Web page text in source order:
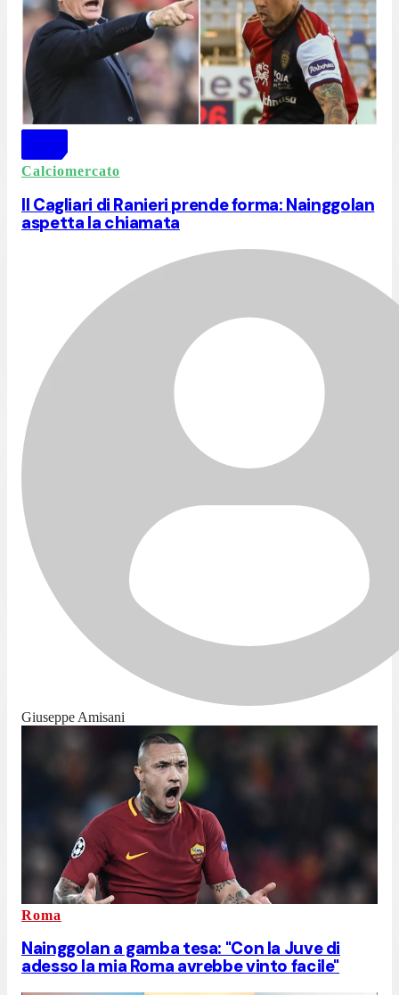
Calciomercato
Il Cagliari di Ranieri prende forma: Nainggolan
aspetta la chiamata
Giuseppe Amisani
Roma
Nainggolan a gamba tesa: "Con la Juve di
adesso la mia Roma avrebbe vinto facile"